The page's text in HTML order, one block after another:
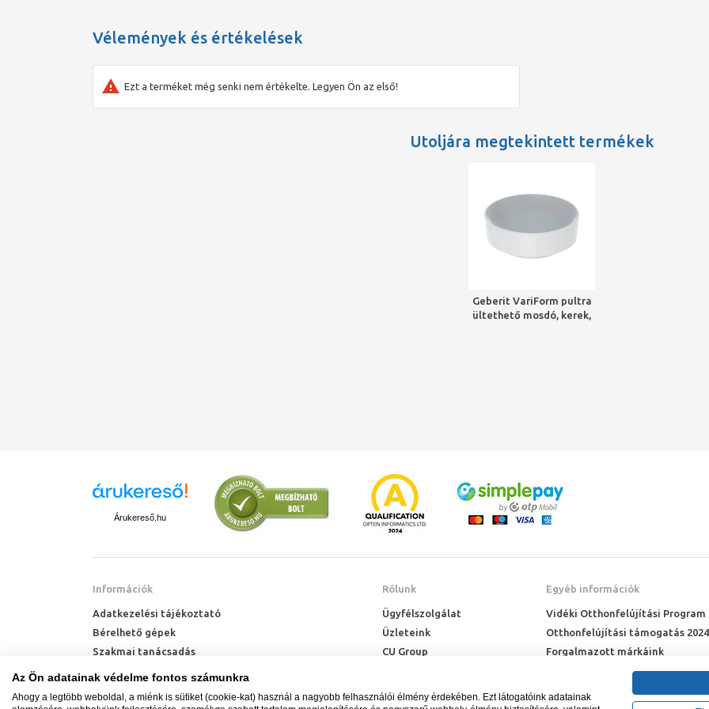
Vélemények és értékelések
Ezt a terméket még senki nem értékelte. Legyen Ön az első!
Utoljára megtekintett termékek
Geberit VariForm pultra
ültethető mosdó, kerek,
Árukereső.hu
Információk
Adatkezelési tájékoztató
Bérelhető gépek
Szakmai tanácsadás
Technik Cool Pro hőszivattyú tájékoztató
Rólunk
Ügyfélszolgálat
Üzleteink
CU Group
Egyéb információk
Vidéki Otthonfelújítási Program
Otthonfelújítási támogatás 2024
Forgalmazott márkáink
Az Ön adatainak védelme fontos számunkra
Ahogy a legtöbb weboldal, a miénk is sütiket (cookie-kat) használ a nagyobb felhasználói élmény érdekében. Ezt látogatóink adatainak